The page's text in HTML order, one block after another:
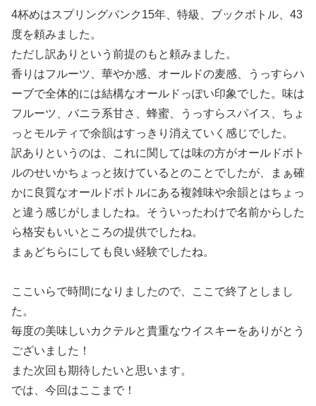
4杯めはスプリングバンク15年、特級、ブックボトル、43
度を頼みました。
ただし訳ありという前提のもと頼みました。
香りはフルーツ、華やか感、オールドの麦感、うっすらハ
ーブで全体的には結構なオールドっぽい印象でした。味は
フルーツ、バニラ系甘さ、蜂蜜、うっすらスパイス、ちょ
っとモルティで余韻はすっきり消えていく感じでした。
訳ありというのは、これに関しては味の方がオールドボト
ルのせいかちょっと抜けているとのことでしたが、まぁ確
かに良質なオールドボトルにある複雑味や余韻とはちょっ
と違う感じがしましたね。そういったわけで名前からした
ら格安もいいところの提供でしたね。
まぁどちらにしても良い経験でしたね。
ここいらで時間になりましたので、ここで終了としまし
た。
毎度の美味しいカクテルと貴重なウイスキーをありがとう
ございました！
また次回も期待したいと思います。
では、今回はここまで！